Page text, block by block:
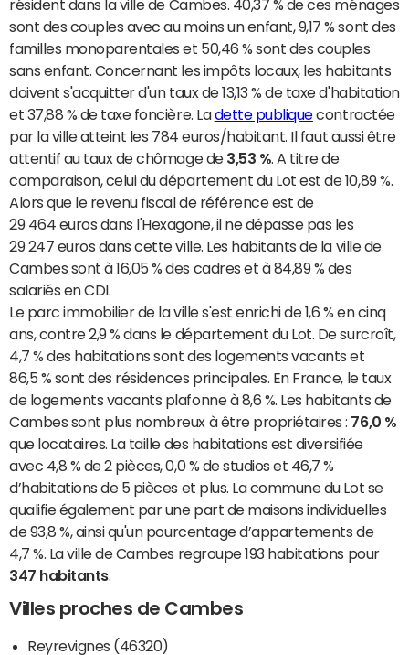
résident dans la ville de Cambes. 40,37 % de ces ménages
sont des couples avec au moins un enfant, 9,17 % sont des
familles monoparentales et 50,46 % sont des couples
sans enfant. Concernant les impôts locaux, les habitants
doivent s'acquitter d'un taux de 13,13 % de taxe d'habitation
et 37,88 % de taxe foncière. Ladette publiquecontractée
par la ville atteint les 784 euros/habitant. Il faut aussi être
attentif au taux de chômage de 3,53 % . A titre de
comparaison, celui du département du Lot est de 10,89 %.
Alors que le revenu fiscal de référence est de
29 464 euros dans l'Hexagone, il ne dépasse pas les
29 247 euros dans cette ville. Les habitants de la ville de
Cambes sont à 16,05 % des cadres et à 84,89 % des
salariés en CDI.
Le parc immobilier de la ville s'est enrichi de 1,6 % en cinq
ans, contre 2,9 % dans le département du Lot. De surcroît,
4,7 % des habitations sont des logements vacants et
86,5 % sont des résidences principales. En France, le taux
de logements vacants plafonne à 8,6 %. Les habitants de
Cambes sont plus nombreux à être propriétaires : 76,0 %
que locataires. La taille des habitations est diversifiée
avec 4,8 % de 2 pièces, 0,0 % de studios et 46,7 %
d’habitations de 5 pièces et plus. La commune du Lot se
qualifie également par une part de maisons individuelles
de 93,8 %, ainsi qu'un pourcentage d’appartements de
4,7 %. La ville de Cambes regroupe 193 habitations pour
347 habitants.
Villes proches de Cambes
Reyrevignes (46320)